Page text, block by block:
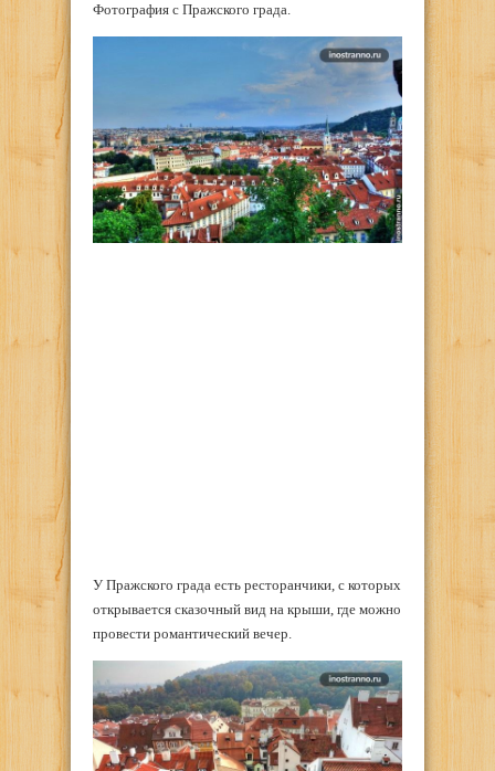
Фотография с Пражского града.
У Пражского града есть ресторанчики, с которых
открывается сказочный вид на крыши, где можно
провести романтический вечер.